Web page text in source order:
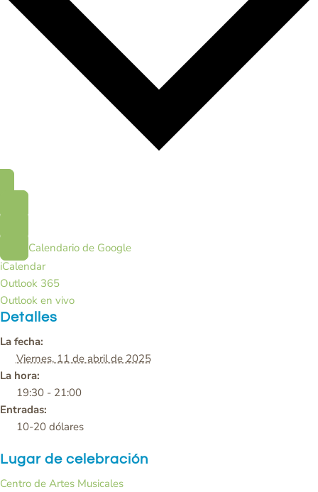
Calendario de Google
iCalendar
Outlook 365
Outlook en vivo
Detalles
La fecha:
Viernes, 11 de abril de 2025
La hora:
19:30 - 21:00
Entradas:
10-20 dólares
Lugar de celebración
Centro de Artes Musicales